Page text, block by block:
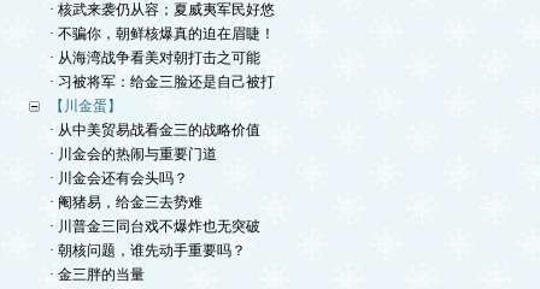
· 核武来袭仍从容；夏威夷军民好悠
· 不骗你，朝鲜核爆真的迫在眉睫！
· 从海湾战争看美对朝打击之可能
· 习被将军：给金三脸还是自己被打
【川金蛋】
· 从中美贸易战看金三的战略价值
· 川金会的热闹与重要门道
· 川金会还有会头吗？
· 阉猪易，给金三去势难
· 川普金三同台戏不爆炸也无突破
· 朝核问题，谁先动手重要吗？
· 金三胖的当量